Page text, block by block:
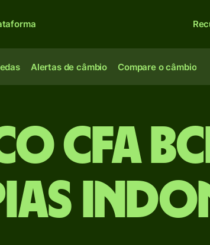
Alertas de câmbio Compare o câmbio
CFA